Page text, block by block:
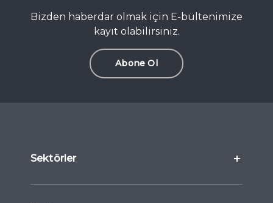
Bizden haberdar olmak için E-bültenimize
kayıt olabilirsiniz.
Abone Ol
Sektörler